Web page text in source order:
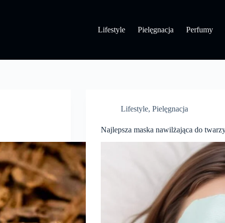
Lifestyle
Pielęgnacja Perfumy
Lifestyle, Pielęgnacja
Najlepsza maska nawilżająca do